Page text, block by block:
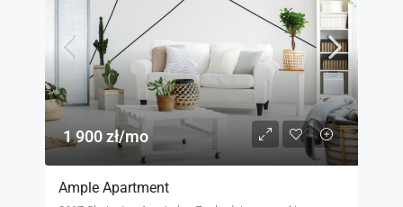
1 900 zł/mo
Ample Apartment